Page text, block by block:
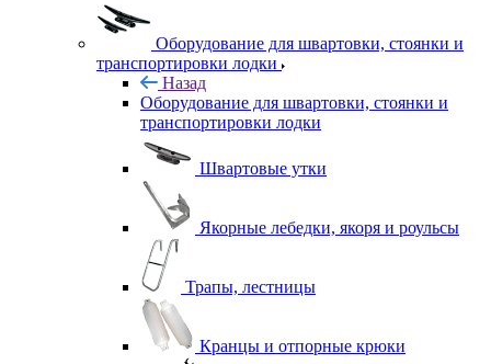
Оборудование для швартовки, стоянки и
транспортировки лодки
Назад
Оборудование для швартовки, стоянки и
транспортировки лодки
Швартовые утки
Якорные лебедки, якоря и роульсы
Трапы, лестницы
Кранцы и отпорные крюки